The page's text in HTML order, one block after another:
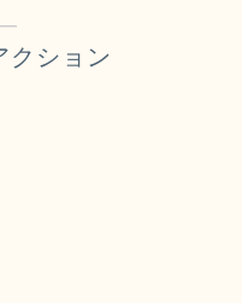
―
クション